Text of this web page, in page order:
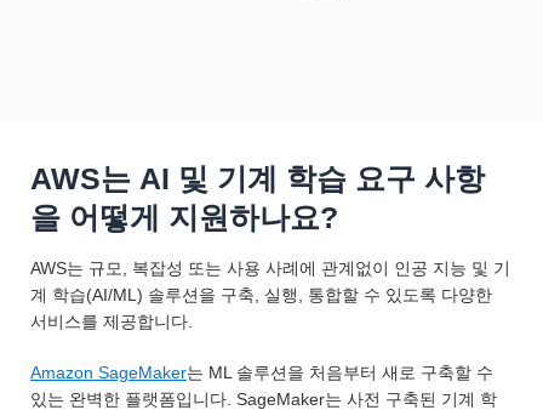
AWS는 AI 및 기계 학습 요구 사항
을 어떻게 지원하나요?
AWS는 규모, 복잡성 또는 사용 사례에 관계없이 인공 지능 및 기
계 학습(AI/ML) 솔루션을 구축, 실행, 통합할 수 있도록 다양한
서비스를 제공합니다.
Amazon SageMaker는 ML 솔루션을 처음부터 새로 구축할 수
있는 완벽한 플랫폼입니다. SageMaker는 사전 구축된 기계 학